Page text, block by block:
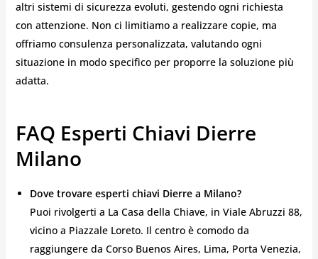
altri sistemi di sicurezza evoluti, gestendo ogni richiesta
con attenzione. Non ci limitiamo a realizzare copie, ma
offriamo consulenza personalizzata, valutando ogni
situazione in modo specifico per proporre la soluzione più
adatta.
FAQ Esperti Chiavi Dierre
Milano
Dove trovare esperti chiavi Dierre a Milano?
Puoi rivolgerti a La Casa della Chiave, in Viale Abruzzi 88,
vicino a Piazzale Loreto. Il centro è comodo da
raggiungere da Corso Buenos Aires, Lima, Porta Venezia,